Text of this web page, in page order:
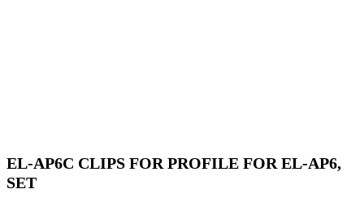
EL-AP6C CLIPS FOR PROFILE FOR EL-AP6,
SET